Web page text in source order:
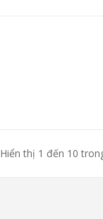
Hiển thị 1 đến 10